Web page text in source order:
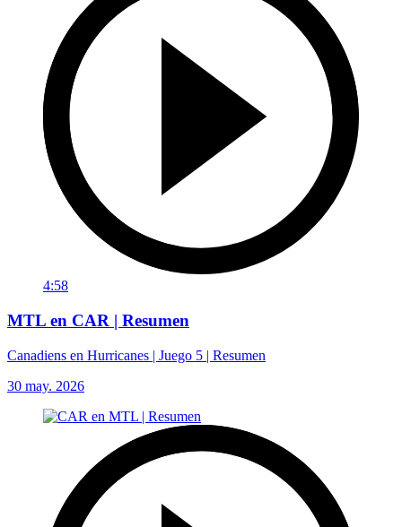
4:58
MTL en CAR | Resumen
Canadiens en Hurricanes | Juego 5 | Resumen
30 may. 2026